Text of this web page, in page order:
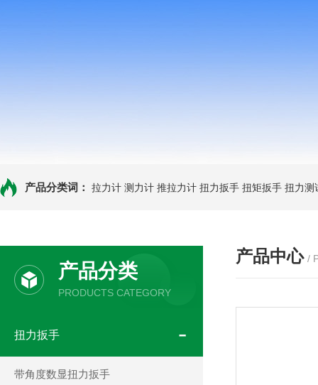
产品分类词： 拉力计 测力计 推拉力计 扭力扳手 扭矩扳手 扭力测
产品分类
PRODUCTS CATEGORY
扭力扳手
带角度数显扭力扳手
产品中心 /